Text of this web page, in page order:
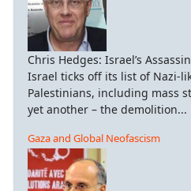
Chris Hedges: Israel’s
Israel ticks off its list of Nazi-
Palestinians, including mass
yet another – the demolition...
Gaza and Global Neofascism